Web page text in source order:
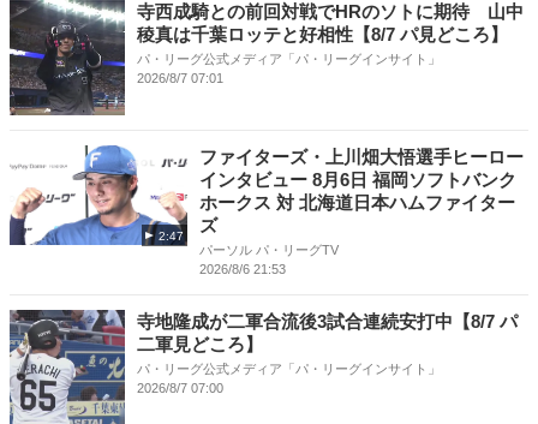
寺西成騎との前回対戦でHRのソトに期待 山中
稜真は千葉ロッテと好相性【8/7 パ見どころ】
パ・リーグ公式メディア「パ・リーグインサイト」
2026/8/7 07:01
2:47
ファイターズ・上川畑大悟選手ヒーロー
インタビュー 8月6日 福岡ソフトバンク
ホークス 対 北海道日本ハムファイター
ズ
パーソル パ・リーグTV
2026/8/6 21:53
寺地隆成が二軍合流後3試合連続安打中【8/7 パ
二軍見どころ】
パ・リーグ公式メディア「パ・リーグインサイト」
2026/8/7 07:00